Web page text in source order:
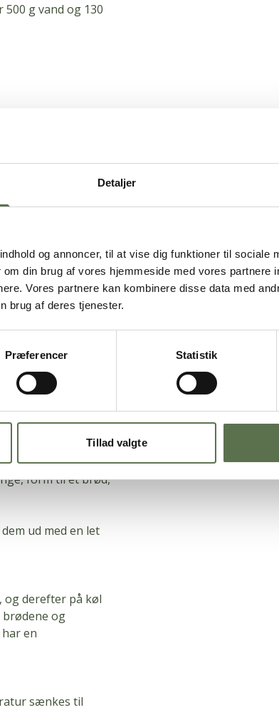
Detaljer
og annoncer, til at vise dig funktioner til sociale
din brug af vores hjemmeside med vores partnere
Vores partnere kan kombinere disse data med
brug af deres tjenester.
Præferencer Statistik
Tillad valgte
g vand og 130
tilsæt 500 g
kørt, og igen
form til et brød,
ud med en let
og derefter på køl
brødene og
en
sænkes til